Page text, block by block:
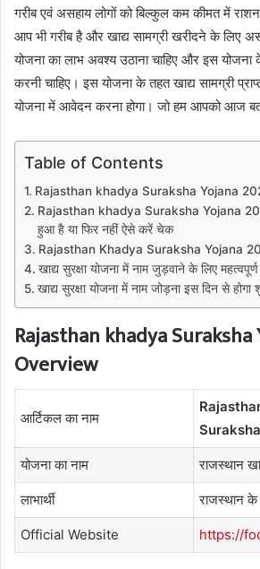
गरीब एवं असहाय लोगों को बिल्कुल कम कीमत में
आप भी गरीब है और खाद्य सामग्री खरीदने के लिए
योजना का लाभ अवश्य उठाना चाहिए और इस योजना
करनी चाहिए। इस योजना के तहत खाद्य सामग्री
योजना में आवेदन करना होगा। जो हम आपको आज
Table of Contents
Rajasthan khadya Suraksha Yojana
Rajasthan khadya Suraksha Yojana
हुआ है या फिर नहीं ऐसे करें चेक
Rajasthan Khadya Suraksha Yojana
खाद्य सुरक्षा योजना में नाम जुड़वाने के लिए
खाद्य सुरक्षा योजना में नाम जोड़ना इस दिन से होगा
Rajasthan khadya Suraksha
Overview
आर्टिकल का नाम
योजना का नाम राजस्थान
लाभार्थी राजस्थान के
Official Website https://